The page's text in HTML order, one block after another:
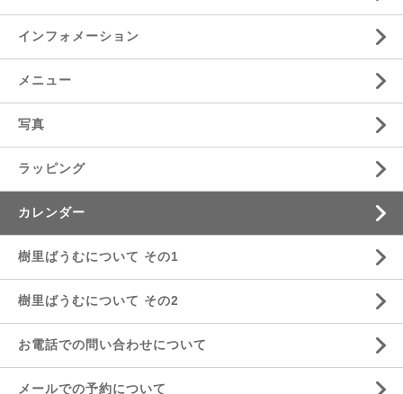
インフォメーション
メニュー
写真
ラッピング
カレンダー
樹里ばうむについて その1
樹里ばうむについて その2
お電話での問い合わせについて
メールでの予約について